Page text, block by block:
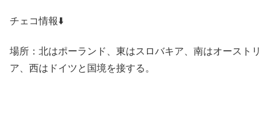
チェコ情報⬇️
場所：北はポーランド、東はスロバキア、南はオーストリ
ア、西はドイツと国境を接する。